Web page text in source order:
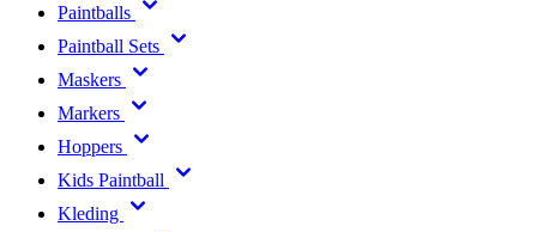
Paintballs
Paintball Sets
Maskers
Markers
Hoppers
Kids Paintball
Kleding